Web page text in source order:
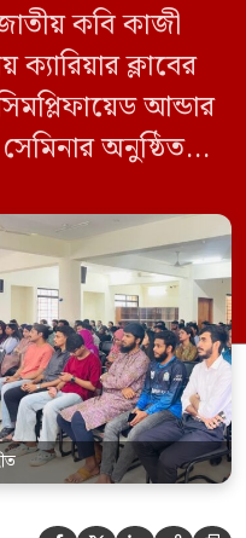
কবি কাজী
ক্লাবের
আন্ডার
অনুষ্ঠিত
রুমে এ
এআই ক্যাম্পের
প্রধান আলোচক
ডিজিটাল গ্রোথ
আরাফাত। […]